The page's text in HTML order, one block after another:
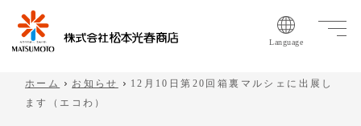
Language
ホーム お知らせ
12月10日第20回箱裏マルシェに出展し
ます（エコわ）